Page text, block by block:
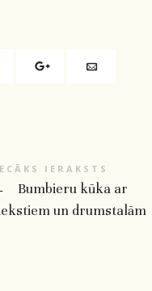
IERAKSTS
Bumbieru kūka ar
un drumstalām